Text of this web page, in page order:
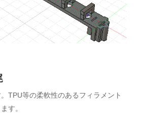
TPU等の柔軟性のあるフィラメント
す。